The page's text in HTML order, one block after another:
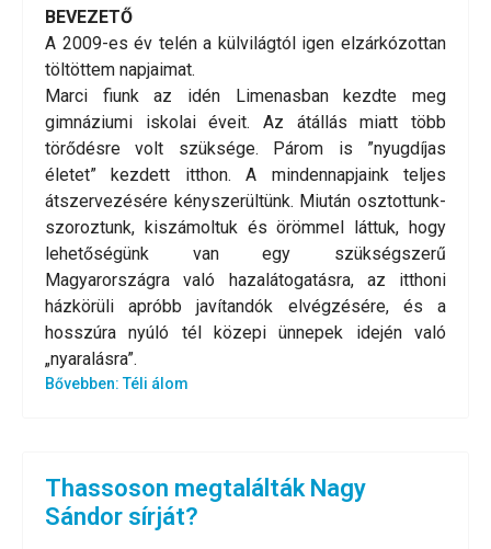
BEVEZETŐ
A 2009-es év telén a külvilágtól igen elzárkózottan
töltöttem napjaimat.
Marci fiunk az idén Limenasban kezdte meg
gimnáziumi iskolai éveit. Az átállás miatt több
törődésre volt szüksége. Párom is ”nyugdíjas
életet” kezdett itthon. A mindennapjaink teljes
átszervezésére kényszerültünk. Miután osztottunk-
szoroztunk, kiszámoltuk és örömmel láttuk, hogy
lehetőségünk van egy szükségszerű
Magyarországra való hazalátogatásra, az itthoni
házkörüli apróbb javítandók elvégzésére, és a
hosszúra nyúló tél közepi ünnepek idején való
„nyaralásra”.
Bővebben: Téli álom
Thassoson megtalálták Nagy
Sándor sírját?